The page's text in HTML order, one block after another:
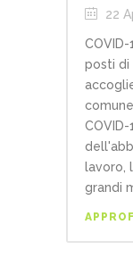
22
posti di
lavoro,
grandi